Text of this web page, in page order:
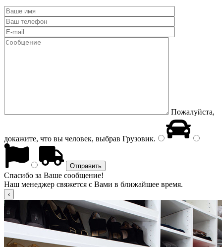
Пожалуйста,
докажите, что вы человек, выбрав Грузовик.
Спасибо за Ваше сообщение!
Наш менеджер свяжется с Вами в ближайшее время.